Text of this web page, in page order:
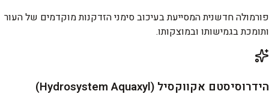
פורמולה חדשנית המסייעת בעיכוב סימני הזדקנות מוקדמים של העור
ותומכת בגמישותו ובמוצקותו.
הידרוסיסטם אקווקסיל (Hydrosystem Aquaxyl)